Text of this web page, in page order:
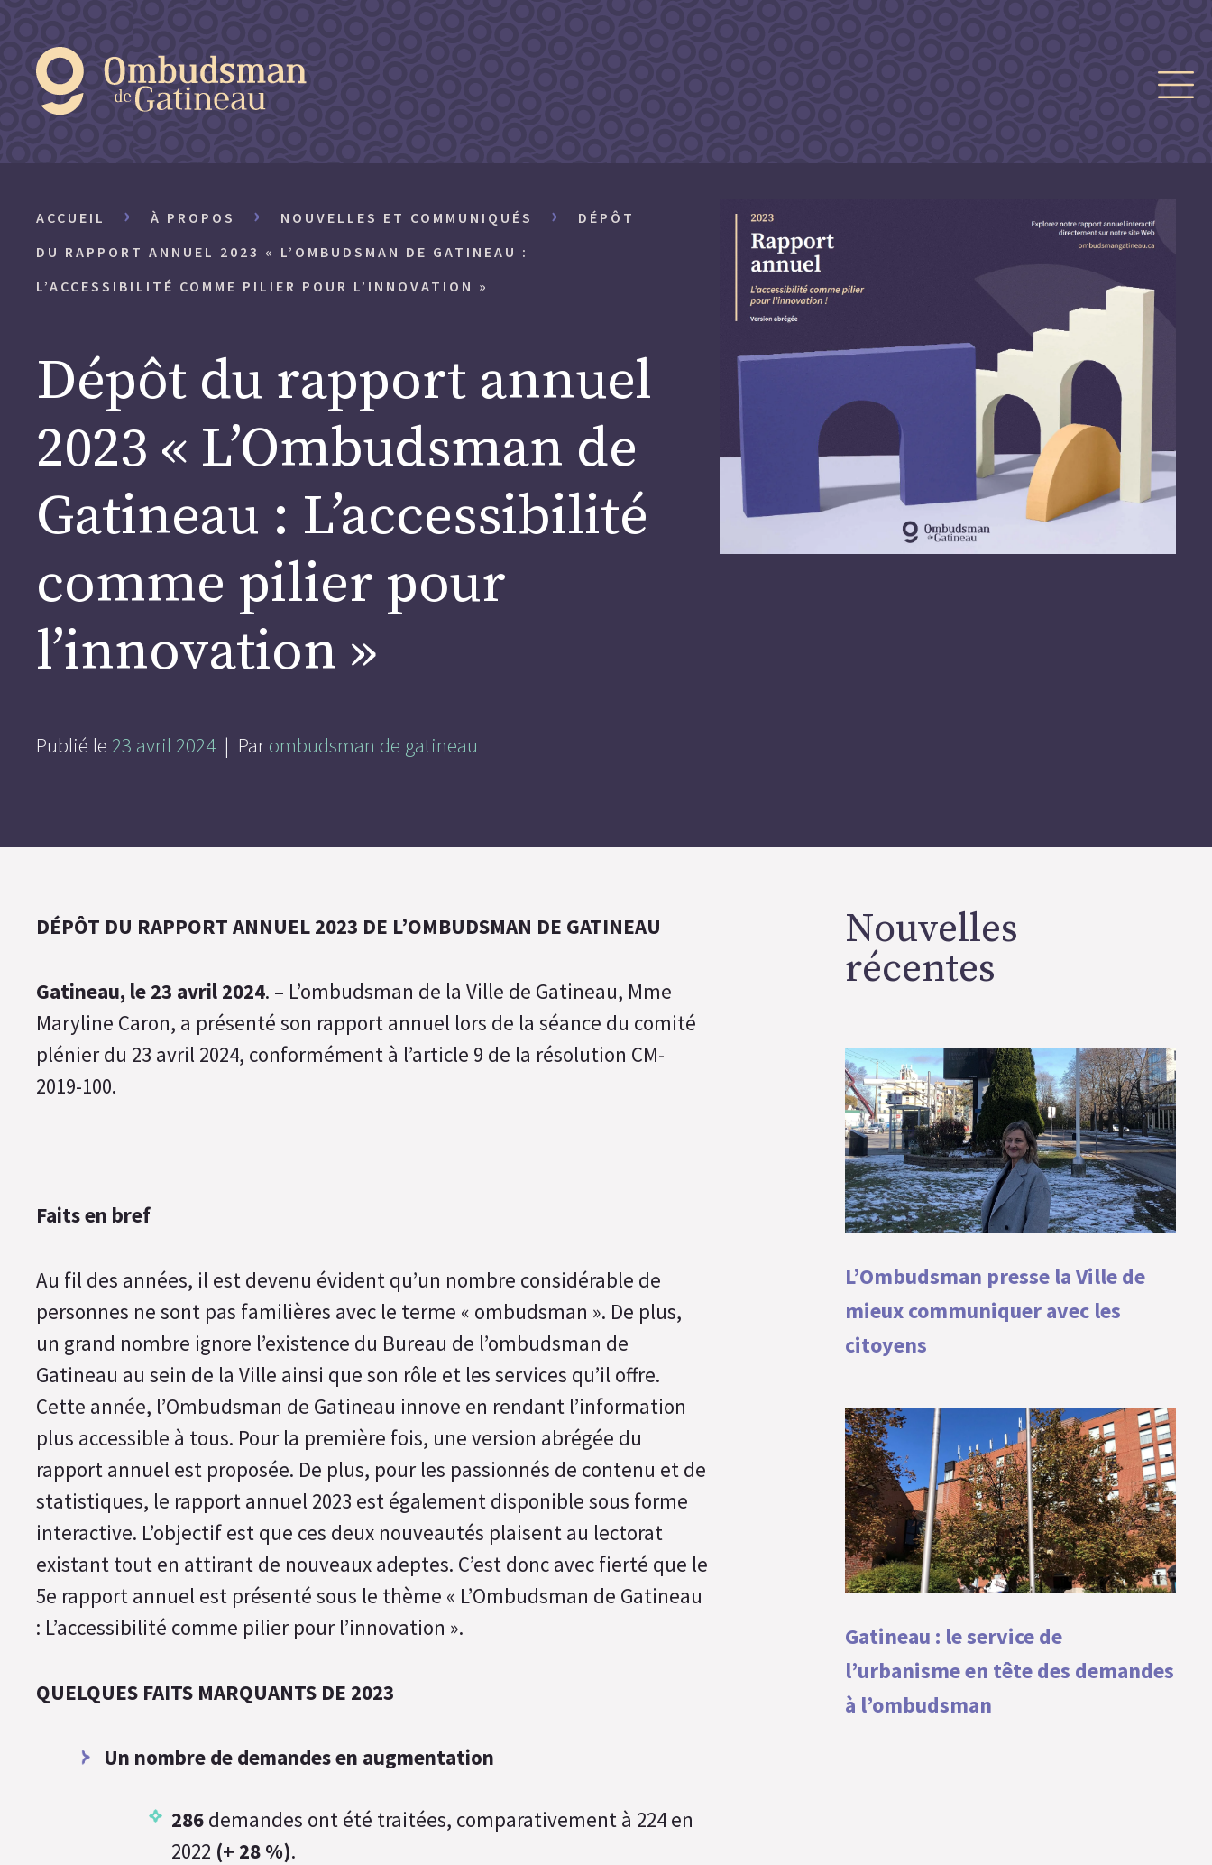
ACCUEIL › À PROPOS › NOUVELLES ET COMMUNIQUÉS ›
DÉPÔT
DU RAPPORT ANNUEL 2023 « L’OMBUDSMAN DE GATINEAU :
L’ACCESSIBILITÉ COMME PILIER POUR L’INNOVATION »
Dépôt du rapport annuel
2023 « L’Ombudsman de
Gatineau : L’accessibilité
comme pilier pour
l’innovation »
Publié le 23 avril 2024 | Parombudsman de gatineau
DÉPÔT DU RAPPORT ANNUEL 2023 DE L’OMBUDSMAN DE GATINEAU
Gatineau, le 23 avril 2024. – L’ombudsman de la Ville de Gatineau, Mme
Maryline Caron, a présenté son rapport annuel lors de la séance du comité
plénier du 23 avril 2024, conformément à l’article 9 de la résolution CM-
2019-100.
Faits en bref
Au fil des années, il est devenu évident qu’un nombre considérable de
personnes ne sont pas familières avec le terme « ombudsman ». De plus,
un grand nombre ignore l’existence du Bureau de l’ombudsman de
Gatineau au sein de la Ville ainsi que son rôle et les services qu’il offre.
Cette année, l’Ombudsman de Gatineau innove en rendant l’information
plus accessible à tous. Pour la première fois, une version abrégée du
rapport annuel est proposée. De plus, pour les passionnés de contenu et de
statistiques, le rapport annuel 2023 est également disponible sous forme
interactive. L’objectif est que ces deux nouveautés plaisent au lectorat
existant tout en attirant de nouveaux adeptes. C’est donc avec fierté que le
5e rapport annuel est présenté sous le thème « L’Ombudsman de Gatineau
: L’accessibilité comme pilier pour l’innovation ».
QUELQUES FAITS MARQUANTS DE 2023
Un nombre de demandes en augmentation
286 demandes ont été traitées, comparativement à 224 en
2022 (+ 28 %).
Nouvelles
récentes
L’Ombudsman presse la Ville de
mieux communiquer avec les
citoyens
Gatineau : le service de
l’urbanisme en tête des demandes
à l’ombudsman